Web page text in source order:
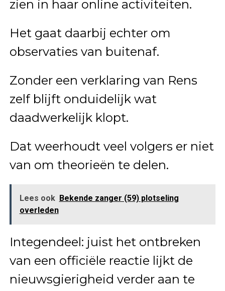
zien in haar online activiteiten.
Het gaat daarbij echter om
observaties van buitenaf.
Zonder een verklaring van Rens
zelf blijft onduidelijk wat
daadwerkelijk klopt.
Dat weerhoudt veel volgers er niet
van om theorieën te delen.
Lees ook Bekende zanger (59) plotseling
overleden
Integendeel: juist het ontbreken
van een officiële reactie lijkt de
nieuwsgierigheid verder aan te